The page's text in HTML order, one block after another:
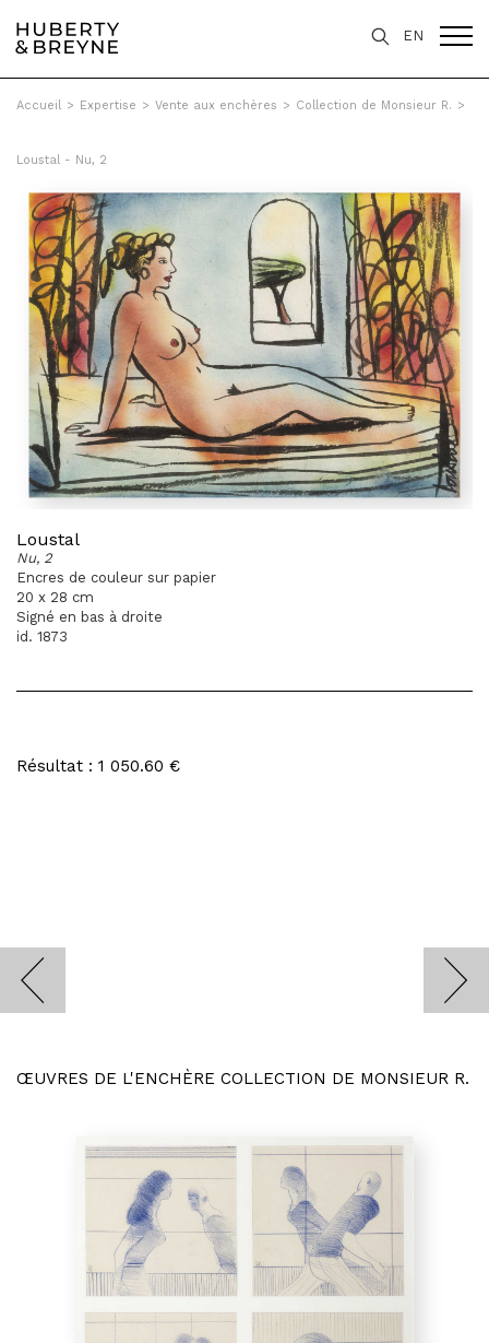
EN
Accueil > Expertise > Vente aux enchères > Collection de Monsieur R. >
Loustal - Nu, 2
Loustal
Nu, 2
Encres de couleur sur papier
20 x 28 cm
Signé en bas à droite
id. 1873
Résultat : 1 050.60 €
ŒUVRES DE L'ENCHÈRE COLLECTION DE MONSIEUR R.